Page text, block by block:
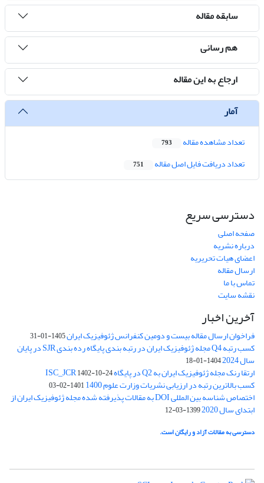
سابقه مقاله
هم رسانی
ارجاع به این مقاله
آمار
تعداد مشاهده مقاله 793
تعداد دریافت فایل اصل مقاله 751
دسترسی سریع
صفحه اصلی
درباره نشریه
اعضای هیات تحریریه
ارسال مقاله
تماس با ما
نقشه سایت
آخرین اخبار
فراخوان ارسال مقاله بیست و دومین کنفرانس ژئوفیزیک ایران1405-01-31
کسب رتبه Q4 مجله ژئوفیزیک ایران در رتبه بندی پایگاه رده بندی SJR در پایان
سال 2024 1404-01-18
ارتقا رنک مجله ژئوفیزیک ایران به Q2 در پایگاه ISC_JCR 1402-10-24
کسب بالاترین رتبه در ارزیابی نشریات وزارت علوم 1400 1401-02-03
اختصاص شناسه بین المللی DOI به مقالات پذیرفته شده مجله ژئوفیزیک ایران از
ابتدای سال 2020 1399-03-12
دسترسی به مقالات آزاد و رایگان است.